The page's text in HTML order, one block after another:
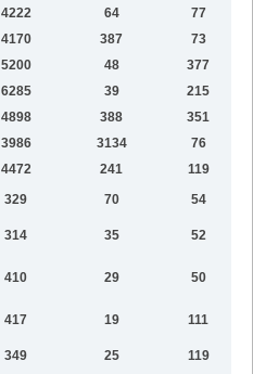
4222 64
77
4170 387
73
5200 48
377
6285 39
215
4898 388
351
3986 3134
76
4472 241
119
329 70
54
314 35 52
410 29 50
417 19
111
349 25
119